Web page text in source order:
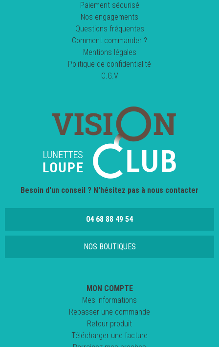
Paiement sécurisé
Nos engagements
Questions fréquentes
Comment commander ?
Mentions légales
Politique de confidentialité
C.G.V
Besoin d'un conseil ? N'hésitez pas à nous contacter
04 68 88 49 54
NOS BOUTIQUES
MON COMPTE
Mes informations
Repasser une commande
Retour produit
Télécharger une facture